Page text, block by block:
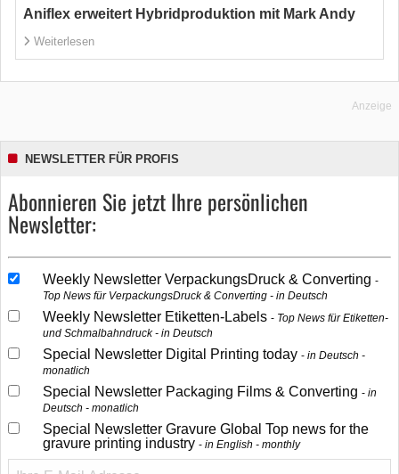
Aniflex erweitert Hybridproduktion mit Mark Andy
Weiterlesen
Anzeige
NEWSLETTER FÜR PROFIS
Abonnieren Sie jetzt Ihre persönlichen
Newsletter:
Weekly Newsletter VerpackungsDruck & Converting
Top News für VerpackungsDruck & Converting - in Deutsch
Weekly Newsletter Etiketten-Labels
Top News für Etiketten-
und Schmalbahndruck - in Deutsch
Special Newsletter Digital Printing today
in Deutsch -
monatlich
Special Newsletter Packaging Films & Converting
in
Deutsch - monatlich
Special Newsletter Gravure Global Top news for the
gravure printing industry
in English - monthly